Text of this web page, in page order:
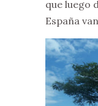
que luego
España